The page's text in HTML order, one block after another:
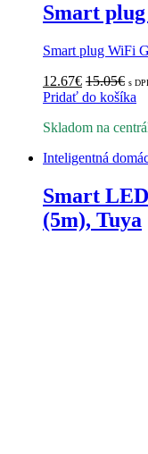
Smart
Smart plug WiFi
12.67€ 15.05€ s
Pridať do košíka
Skladom na
Inteligentná
Smart
(5m), Tuya